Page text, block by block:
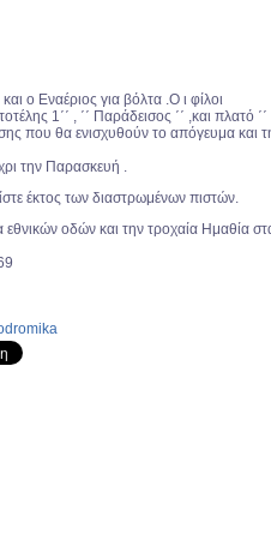
ο Εναέριος για βόλτα .Ο ι φίλοι
1΄΄ , ΄΄ Παράδεισος ΄΄ ,και πλατό ΄΄
που θα ενισχυθούν το απόγευμα και
την Παρασκευή .
έκτος των διαστρωμένων πιστών.
οδών και την τροχαία Ημαθία